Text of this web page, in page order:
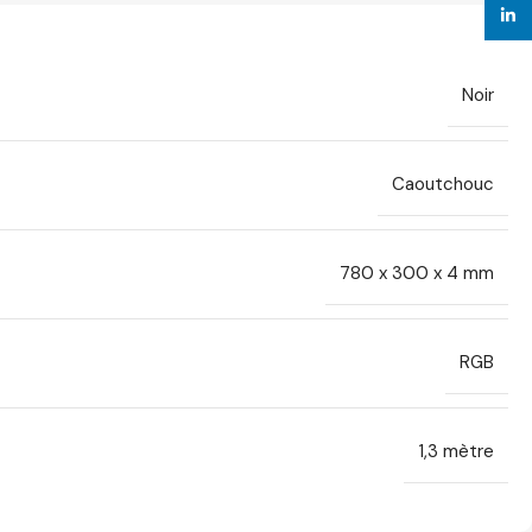
Noir
Caoutchouc
780 x 300 x 4 mm
RGB
1,3 mèt re